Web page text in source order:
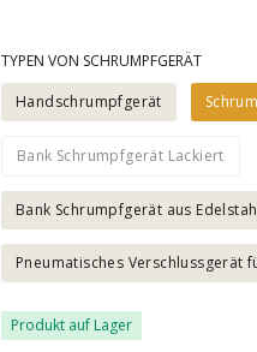
TYPEN VON SCHRUMPFGERÄT
Handschrumpfgerät
Bank Schrumpfgerät Lackiert
Bank Schrumpfgerät aus
Pneumatisches Verschlussgerät
Produkt auf Lager